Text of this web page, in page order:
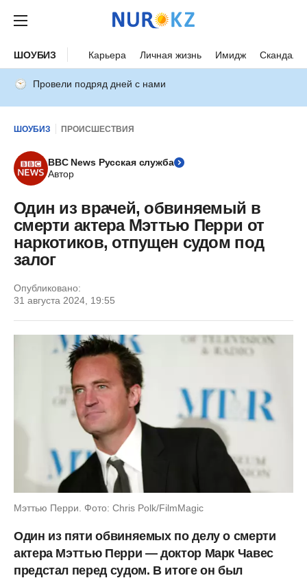
ШОУБИЗ Карьера Личная жизнь Имидж Скандалы
Провели подряд дней с нами
ШОУБИЗ ПРОИСШЕСТВИЯ
BBC News Русская служба
Автор
Один из врачей, обвиняемый в
смерти актера Мэттью Перри от
наркотиков, отпущен судом под
залог
Опубликовано:
31 августа 2024, 19:55
Мэттью Перри. Фото: Chris Polk/FilmMagic
Один из пяти обвиняемых по делу о смерти
актера Мэттью Перри — доктор Марк Чавес
предстал перед судом. В итоге он был